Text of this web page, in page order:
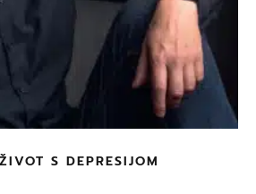
S DEPRESIJOM